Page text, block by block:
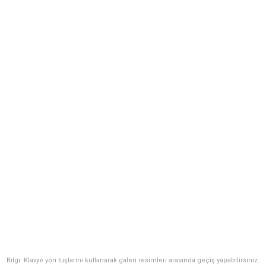
Bilgi: Klavye yön tuşlarını kullanarak galeri resimleri arasında geçiş yapabilirsiniz.